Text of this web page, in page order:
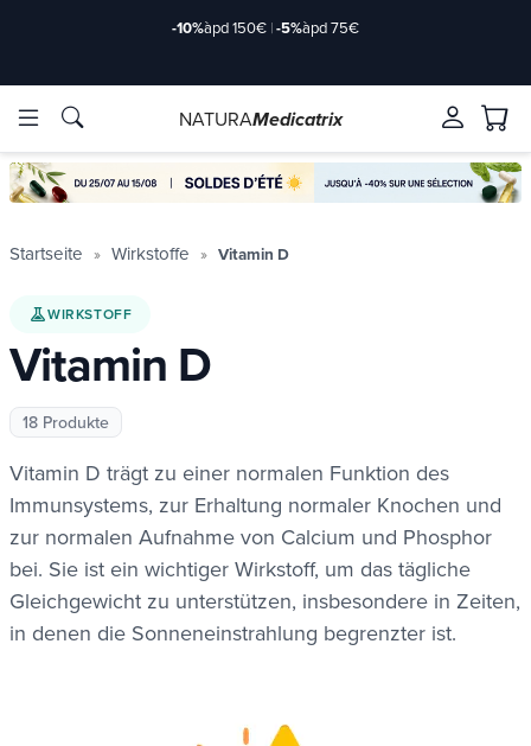
Marken
2-
Lieferung angeboten bis 35 € in Relaispunkt & 50 € zu Hause
Marken
2-
NATURAMedicatrix
Startseite Wirkstoffe Vitamin D
WIRKSTOFF
Vitamin D
18 Produkte
Vitamin D trägt zu einer normalen Funktion des
Immunsystems, zur Erhaltung normaler Knochen und
zur normalen Aufnahme von Calcium und Phosphor
bei. Sie ist ein wichtiger Wirkstoff, um das tägliche
Gleichgewicht zu unterstützen, insbesondere in Zeiten,
in denen die Sonneneinstrahlung begrenzter ist.